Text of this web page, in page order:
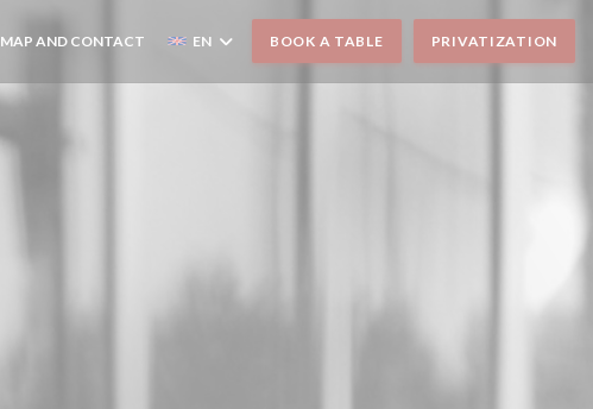
MAP AND CONTACT EN BOOK A TABLE PRIVATIZATION